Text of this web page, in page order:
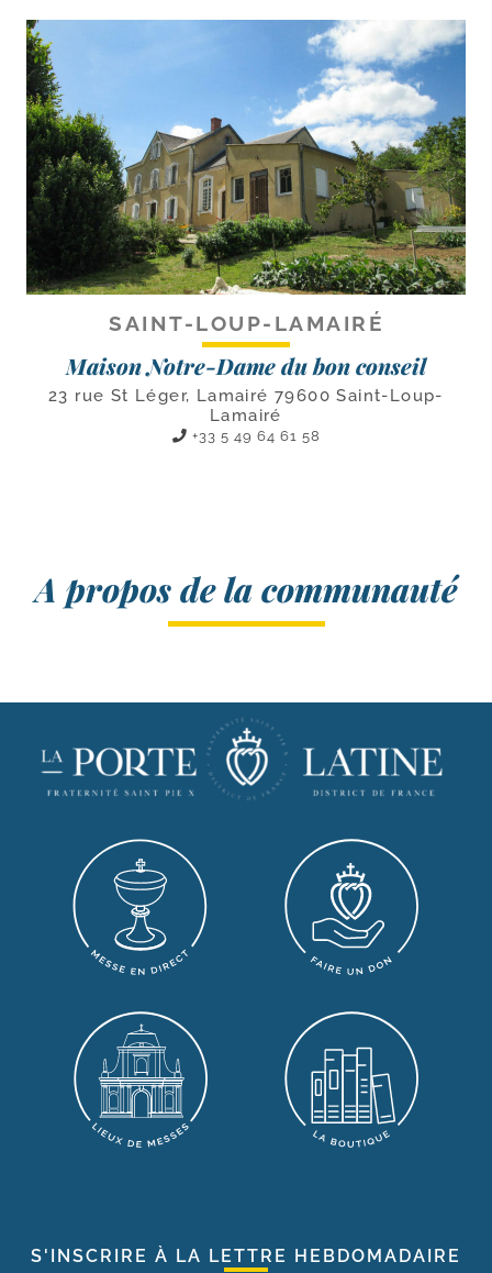
SAINT-LOUP-LAMAIRÉ
Maison Notre-Dame du bon conseil
23 rue St Léger, Lamairé 79600 Saint-Loup-
Lamairé
+33 5 49 64 61 58
A propos de la communauté
S'INSCRIRE À LA LETTRE HEBDOMADAIRE